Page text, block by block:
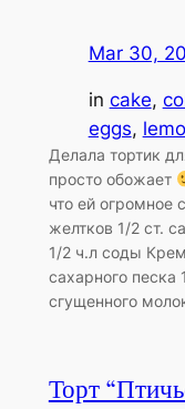
Mar 30,
in cake,
eggs,
Делала тортик
просто обожает
что ей огромное
желтков 1/2 ст.
1/2 ч.л соды
сахарного песка
сгущенного
Торт